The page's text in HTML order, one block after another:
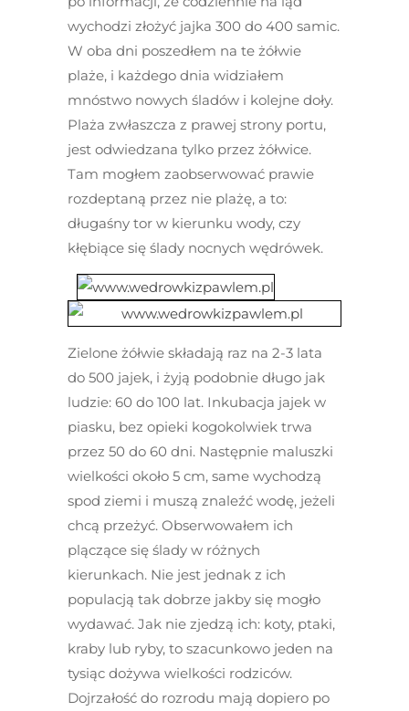
wychodzi złożyć jajka 300 do 400 samic.
W oba dni poszedłem na te żółwie
plaże, i każdego dnia widziałem
mnóstwo nowych śladów i kolejne doły.
Plaża zwłaszcza z prawej strony portu,
jest odwiedzana tylko przez żółwice.
Tam mogłem zaobserwować prawie
rozdeptaną przez nie plażę, a to:
długaśny tor w kierunku wody, czy
kłębiące się ślady nocnych wędrówek.
Zielone żółwie składają raz na 2-3 lata
do 500 jajek, i żyją podobnie długo jak
ludzie: 60 do 100 lat. Inkubacja jajek w
piasku, bez opieki kogokolwiek trwa
przez 50 do 60 dni. Następnie maluszki
wielkości około 5 cm, same wychodzą
spod ziemi i muszą znaleźć wodę, jeżeli
chcą przeżyć. Obserwowałem ich
plączące się ślady w różnych
kierunkach. Nie jest jednak z ich
populacją tak dobrze jakby się mogło
wydawać. Jak nie zjedzą ich: koty, ptaki,
kraby lub ryby, to szacunkowo jeden na
tysiąc dożywa wielkości rodziców.
Dojrzałość do rozrodu mają dopiero po